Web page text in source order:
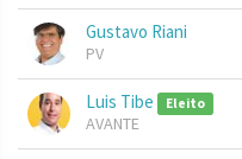
Gustavo Riani
PV
Luis Tibe Eleito
AVANTE